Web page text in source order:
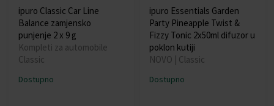
ipuro Classic Car Line
Balance zamjensko
punjenje 2 x 9 g
Kompleti za automobile
Classic
Dostupno
ipuro Essentials Garden
Party Pineapple Twist &
Fizzy Tonic 2x50ml difuzor u
poklon kutiji
NOVO | Classic
Dostupno